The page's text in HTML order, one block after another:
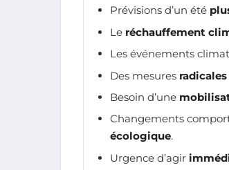
Prévisions d’un été
Le réchauffement
Les événements
Des mesures
Besoin d’une
Changements
écologique.
Urgence d’agir